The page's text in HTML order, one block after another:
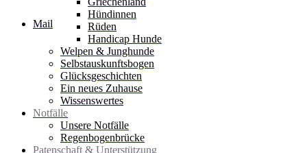
Mail
Hündinnen
Rüden
Handicap Hunde
Welpen & Junghunde
Selbstauskunftsbogen
Glücksgeschichten
Ein neues Zuhause
Wissenswertes
Notfälle
Unsere Notfälle
Regenbogenbrücke
Patenschaft & Unterstützung